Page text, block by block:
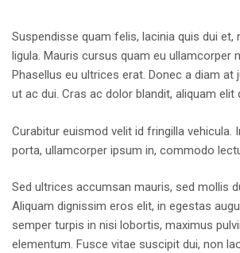
Suspendisse quam felis, lacinia quis dui et,
ligula. Mauris cursus quam eu ullamcorper
Phasellus eu ultrices erat. Donec a diam at
ut ac dui. Cras ac dolor blandit, aliquam elit
Curabitur euismod velit id fringilla vehicula.
porta, ullamcorper ipsum in, commodo
Sed ultrices accumsan mauris, sed mollis
Aliquam dignissim eros elit, in egestas
semper turpis in nisi lobortis, maximus
elementum. Fusce vitae suscipit dui, non